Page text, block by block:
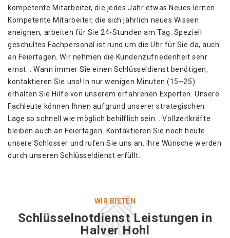
kompetente Mitarbeiter, die jedes Jahr etwas Neues lernen.
Kompetente Mitarbeiter, die sich jährlich neues Wissen
aneignen, arbeiten für Sie 24-Stunden am Tag. Speziell
geschultes Fachpersonal ist rund um die Uhr für Sie da, auch
an Feiertagen. Wir nehmen die Kundenzufriedenheit sehr
ernst. . Wann immer Sie einen Schlüsseldienst benötigen,
kontaktieren Sie uns! In nur wenigen Minuten (15–25)
erhalten Sie Hilfe von unserem erfahrenen Experten. Unsere
Fachleute können Ihnen aufgrund unserer strategischen
Lage so schnell wie möglich behilflich sein. . Vollzeitkräfte
bleiben auch an Feiertagen. Kontaktieren Sie noch heute
unsere Schlosser und rufen Sie uns an. Ihre Wünsche werden
durch unseren Schlüsseldienst erfüllt.
WIR BIETEN
Schlüsselnotdienst Leistungen in
Halver Hohl